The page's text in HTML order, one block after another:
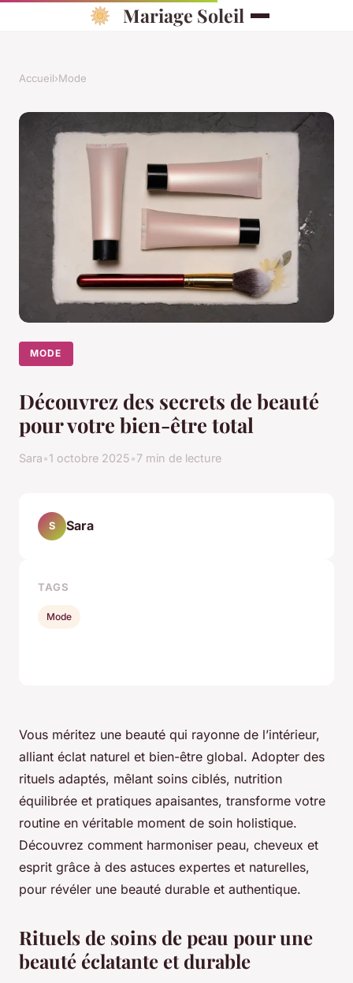
Mariage Soleil
Accueil›Mode
MODE
Découvrez des secrets de beauté
pour votre bien-être total
Sara•1 octobre 2025•7 min de lecture
Vous méritez une beauté qui rayonne de l’intérieur,
alliant éclat naturel et bien-être global. Adopter des
rituels adaptés, mêlant soins ciblés, nutrition
équilibrée et pratiques apaisantes, transforme votre
routine en véritable moment de soin holistique.
Découvrez comment harmoniser peau, cheveux et
esprit grâce à des astuces expertes et naturelles,
pour révéler une beauté durable et authentique.
Rituels de soins de peau pour une
beauté éclatante et durable
S Sara
TAGS
Mode